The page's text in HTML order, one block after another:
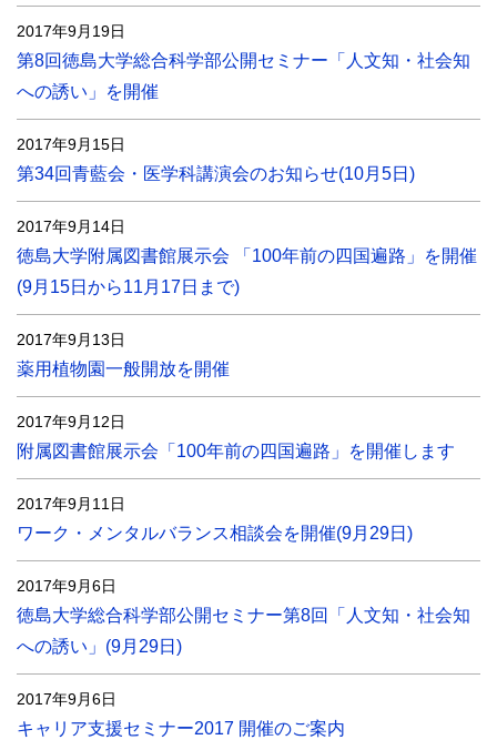
2017年9月19日
第8回徳島大学総合科学部公開セミナー「人文知・社会知
への誘い」を開催
2017年9月15日
第34回青藍会・医学科講演会のお知らせ(10月5日)
2017年9月14日
徳島大学附属図書館展示会 「100年前の四国遍路」を開催
(9月15日から11月17日まで)
2017年9月13日
薬用植物園一般開放を開催
2017年9月12日
附属図書館展示会「100年前の四国遍路」を開催します
2017年9月11日
ワーク・メンタルバランス相談会を開催(9月29日)
2017年9月6日
徳島大学総合科学部公開セミナー第8回「人文知・社会知
への誘い」(9月29日)
2017年9月6日
キャリア支援セミナー2017 開催のご案内